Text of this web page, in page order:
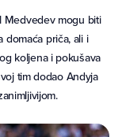
Medvedev mogu biti
priča, ali i
koljena i pokušava
tim dodao Andyja